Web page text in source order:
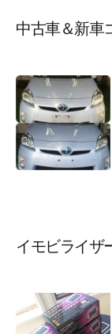
中古車＆新車
イモビライザ